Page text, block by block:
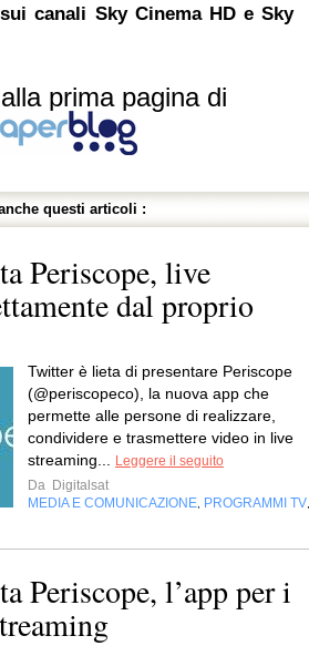
canali Sky Cinema HD e Sky
prima pagina di
questi articoli :
Periscope, live
dal proprio
Twitter è lieta di presentare Periscope
(@periscopeco), la nuova app che
permette alle persone di realizzare,
condividere e trasmettere video in live
streaming...
Leggere il seguito
Da Digitalsat
MEDIA E COMUNICAZIONE PROGRAMMI TV
Periscope, l’app per i